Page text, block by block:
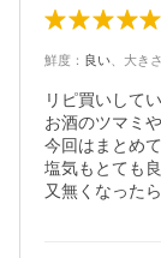
鮮度 ： 良い 大きさ
リピ買いしてい
お酒のツマミ
今回はまとめ
塩気もとても
又無くなった